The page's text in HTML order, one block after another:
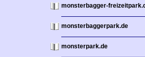
monsterbagger-
monsterbaggerpark.de
monsterpark.de